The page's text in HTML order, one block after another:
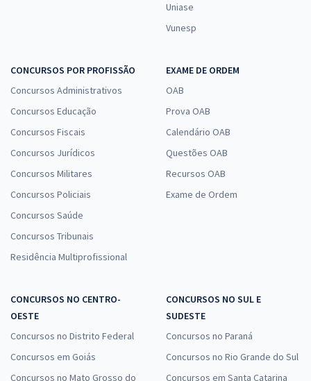
Uniase
Vunesp
CONCURSOS POR PROFISSÃO
Concursos Administrativos
Concursos Educação
Concursos Fiscais
Concursos Jurídicos
Concursos Militares
Concursos Policiais
Concursos Saúde
Concursos Tribunais
Residência Multiprofissional
EXAME DE ORDEM
OAB
Prova OAB
Calendário OAB
Questões OAB
Recursos OAB
Exame de Ordem
CONCURSOS NO CENTRO-
OESTE
Concursos no Distrito Federal
Concursos em Goiás
Concursos no Mato Grosso do
CONCURSOS NO SUL E
SUDESTE
Concursos no Paraná
Concursos no Rio Grande do Sul
Concursos em Santa Catarina